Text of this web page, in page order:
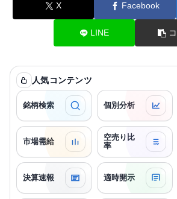
X Facebook
LINE
人気コンテンツ
銘柄検索 個別分析
市場需給
空売り比
率
決算速報 適時開示